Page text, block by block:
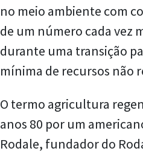
no meio ambiente com
de um número cada vez
durante uma transição
mínima de recursos não
O termo agricultura
anos 80 por um
Rodale, fundador do